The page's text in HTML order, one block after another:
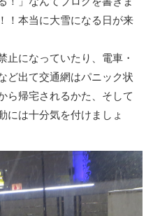
！本当に大雪になる日が来
止になっていたり、電車・
ど出て交通網はパニック状
ら帰宅されるかた、そして
には十分気を付けましょ